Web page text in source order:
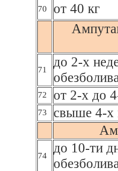
70
от 40 кг
71
до 2-х
72 от 2-х до
73
свыше 4-х
74
до 10-ти